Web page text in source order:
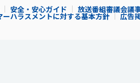
安全・安心ガイド 放送番組審議会議
ーハラスメントに対する基本方針 広告